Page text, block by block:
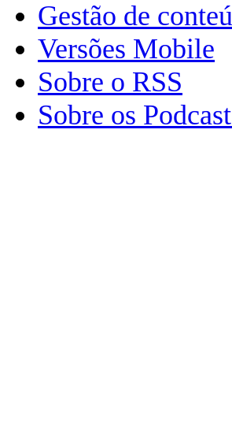
Gestão de
Versões Mobile
Sobre o RSS
Sobre os